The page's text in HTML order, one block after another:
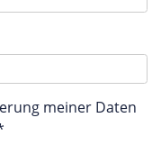
meiner Daten